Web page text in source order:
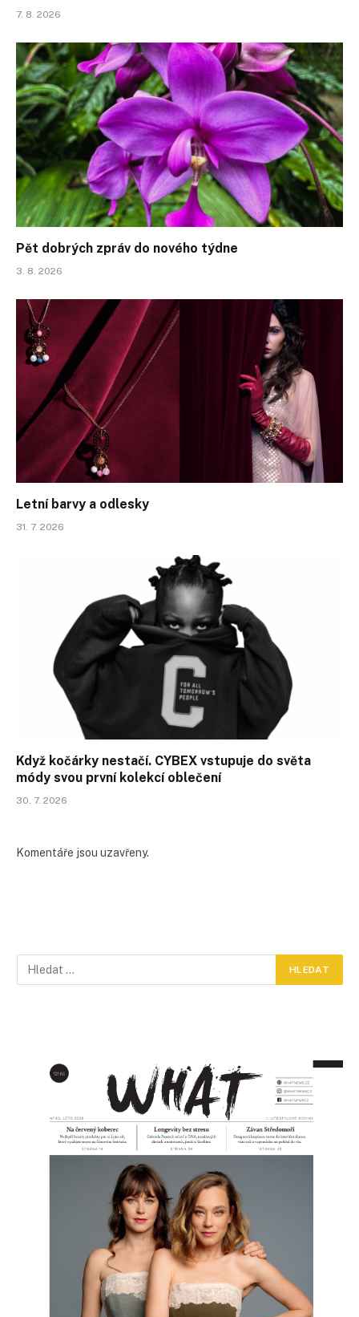
7. 8. 2026
Pět dobrých zpráv do nového týdne
3. 8. 2026
Letní barvy a odlesky
31. 7. 2026
Když kočárky nestačí. CYBEX vstupuje do světa
módy svou první kolekcí oblečení
30. 7. 2026
Komentáře jsou uzavřeny.